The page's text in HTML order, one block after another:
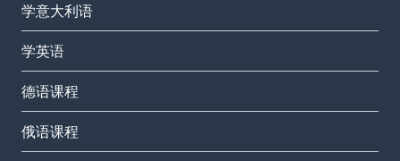
学意大利语
学英语
德语课程
俄语课程